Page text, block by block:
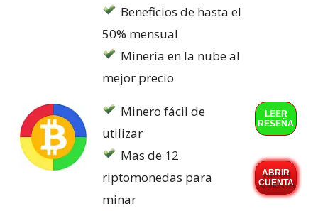
Beneficios de hasta el
50% mensual
Mineria en la nube al
mejor precio
Minero fácil de
utilizar
Mas de 12
riptomonedas para
minar
LEER
RESEÑA
ABRIR
CUENTA